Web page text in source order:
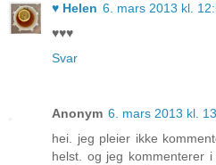
♥ Helen 6. mars 2013 kl.
♥♥♥
Svar
Anonym 6. mars 2013 kl.
hei. jeg pleier ikke
helst. og jeg kommenterer